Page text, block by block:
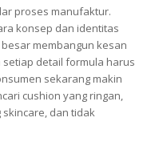
proses manufaktur.
konsep dan identitas
membangun kesan
setiap detail formula harus
sekarang makin
cushion yang ringan,
dan tidak